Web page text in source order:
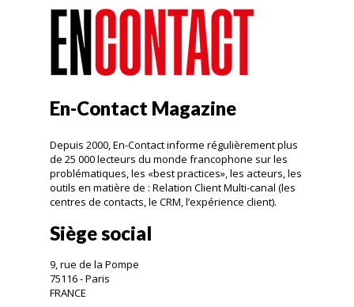
En-Contact Magazine
Depuis 2000, En-Contact informe régulièrement plus
de 25 000 lecteurs du monde francophone sur les
problématiques, les «best practices», les acteurs, les
outils en matière de : Relation Client Multi-canal (les
centres de contacts, le CRM, l’expérience client).
Siège social
9, rue de la Pompe
75116 - Paris
FRANCE